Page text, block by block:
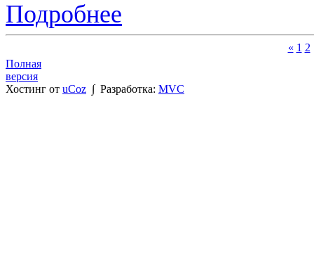
Подробнее
« 1 2
Полная
версия
Хостинг от uCoz ∫ Разработка: MVC